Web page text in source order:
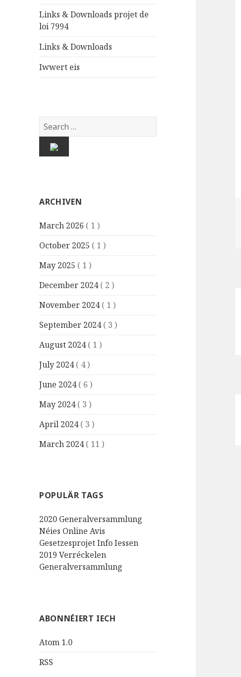
Links & Downloads projet de
loi 7994
Links & Downloads
Iwwert eis
ARCHIVEN
March 2026 ( 1 )
October 2025 ( 1 )
May 2025 ( 1 )
December 2024 ( 2 )
November 2024 ( 1 )
September 2024 ( 3 )
August 2024 ( 1 )
July 2024 ( 4 )
June 2024 ( 6 )
May 2024 ( 3 )
April 2024 ( 3 )
March 2024 ( 11 )
POPULÄR TAGS
2020 Generalversammlung
Néies Online Avis
GesetzesprojetInfoIessen
2019 Verréckelen
Generalversammlung
ABONNÉIERT IECH
Atom 1.0
RSS